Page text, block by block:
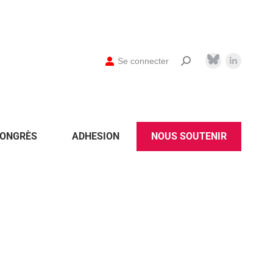
Se connecter
ADHESION NOUS SOUTENIR